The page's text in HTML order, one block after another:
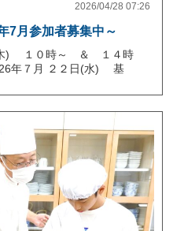
2026/04/28 07:26
7月参加者募集中～
(木) １０時～ ＆ １４時
７月 ２２日(水) 基